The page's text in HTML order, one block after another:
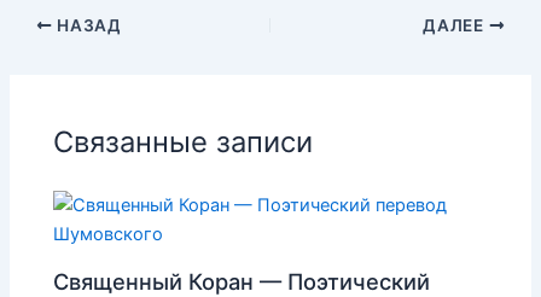
НАЗАД ДАЛЕЕ
Связанные записи
Священный Коран — Поэтический